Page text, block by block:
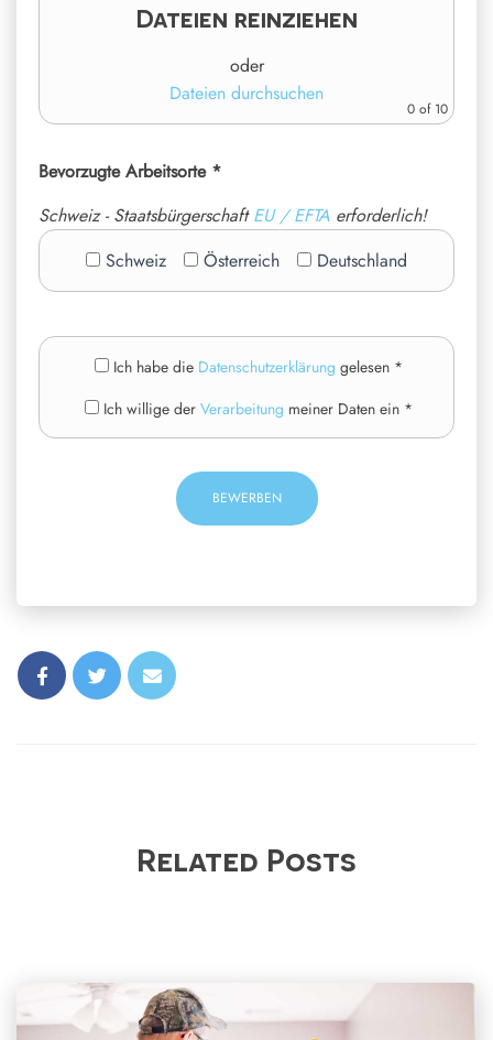
Dateien reinziehen
oder
Dateien durchsuchen
0 of 10
Bevorzugte Arbeitsorte *
Schweiz - StaatsbürgerschaftEU / EFTA erforderlich!
Schweiz
Österreich Deutschland
Ich habe die Datenschutzerklärung gelesen *
Ich willige der Verarbeitung meiner Daten ein *
Related Posts